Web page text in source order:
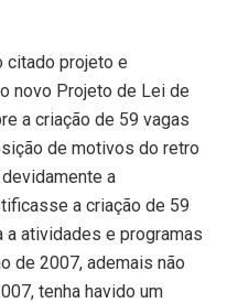
citado projeto e
novo Projeto de Lei de
a criação de 59 vagas
de motivos do retro
a
a criação de 59
atividades e programas
de 2007, ademais não
tenha havido um